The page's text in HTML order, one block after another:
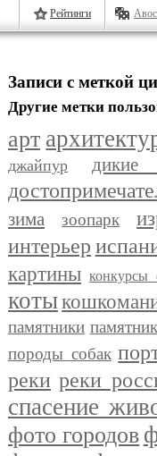
Рейтинги
Записи с меткой
Другие метки
арт
джайпур дикие
зима зоопарк
интерьер
картины конкурсы
коты
памятники
породы собак
реки реки
спасение
фото городов